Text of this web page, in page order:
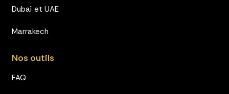
Dubaï et UAE
Marrakech
Nos outils
FAQ